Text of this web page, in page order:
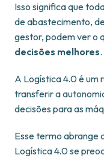
Isso significa que
de abastecimento,
gestor, podem ver o
decisões melhores.
A Logística 4.0 é um
transferir a
decisões para as
Esse termo abrange
Logística 4.0 se